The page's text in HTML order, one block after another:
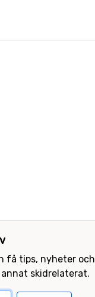
få tips, nyheter och
skidrelaterat.